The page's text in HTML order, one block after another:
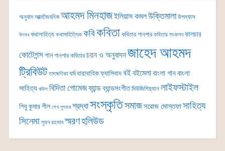
অনুবাদ আত্মজৈবনিক আহমদ মিনহাজইলিয়াস কমলউক্তিমালা উপন্যাস
উৎসব কথাসাহিত্য কথাসাহিত্যিক কবিকবিতা কবিতার গানপার কবিতার সংকলন কালচার
কোটেশন্সগান গানপার কবিতার চয়ন ও অনুবাদনজাহেদ আহমদ
ট্রিবিউট তাৎক্ষণিকা ধর্ম ধারাবাহিকফ্যাসিবাদবইবইমেলাবাংলা গানবাংলা
সাহিত্য বাউল বিদিতা গোমেজব্যান্ডব্যান্ডসংগীত মিউজিশিয়্যান লাইফস্টাইল
শিবু কুমার শীল শেখ লুৎফর শ্রদ্ধাসংস্কৃতিসমাজসরোজ মোস্তফাসাহিত্য
সিনেমা সুমন রহমান স্মরণহলিউড